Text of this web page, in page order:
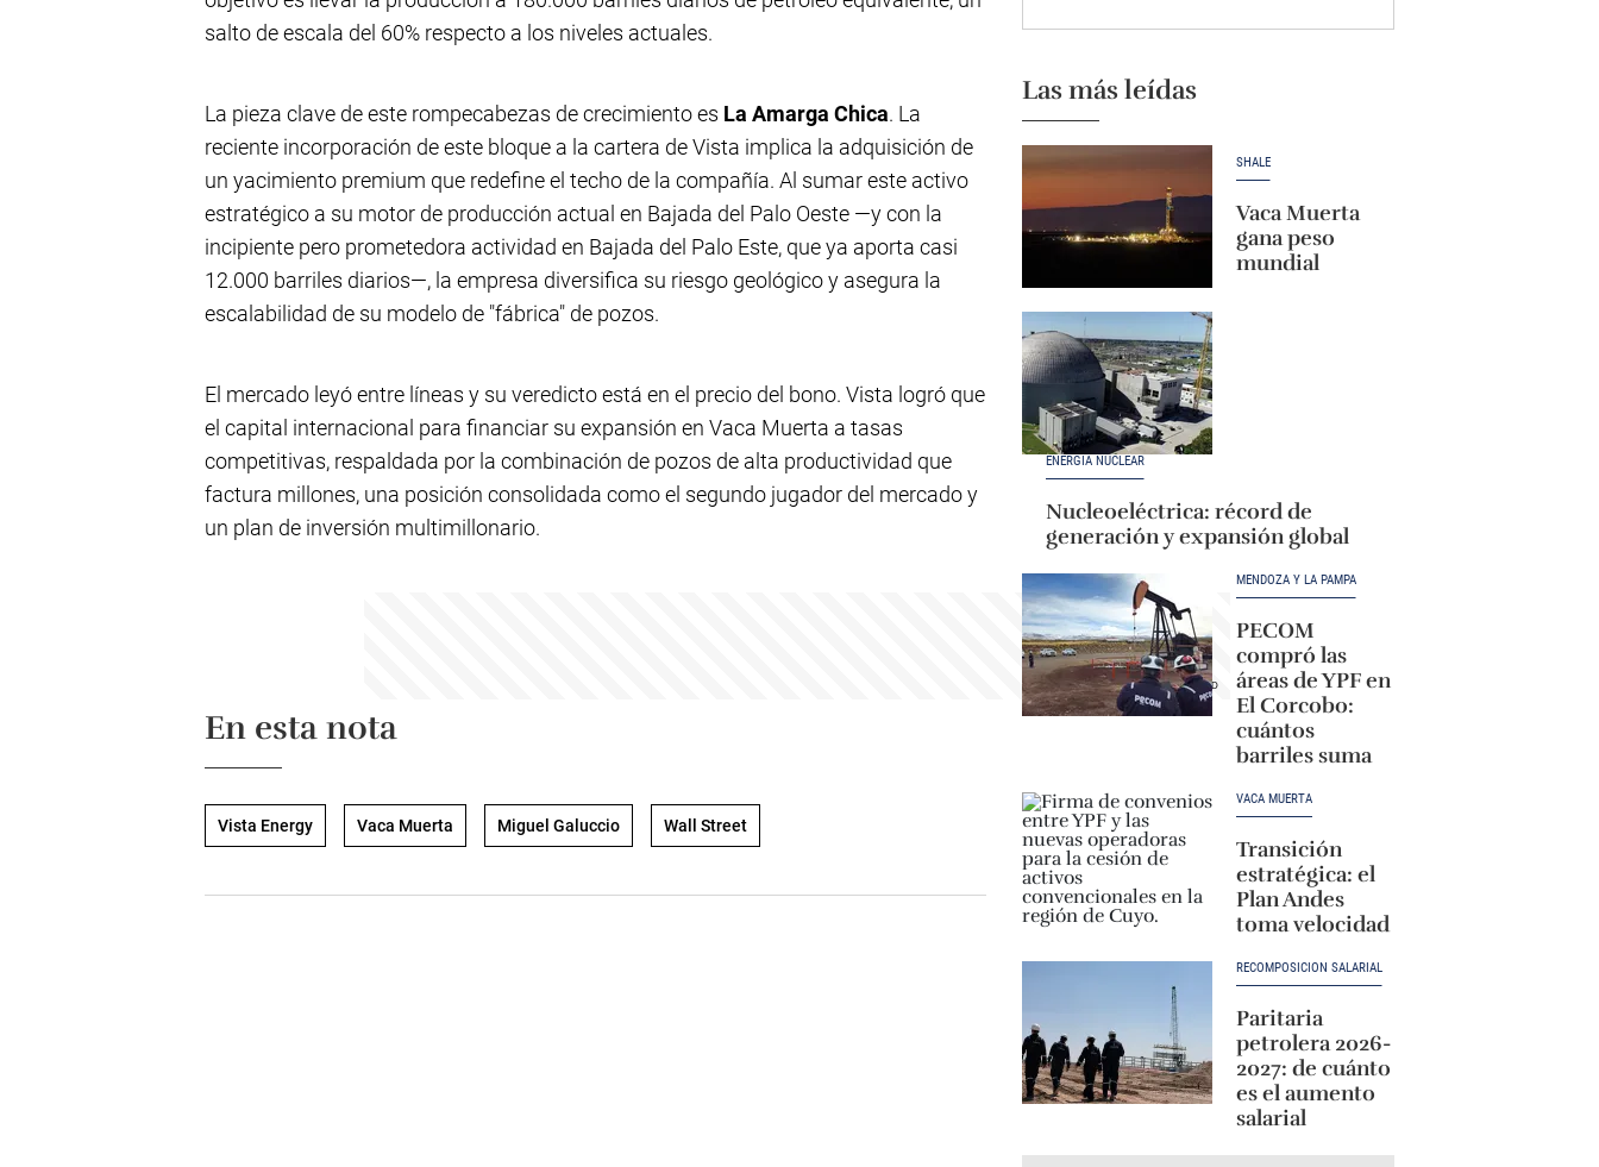
salto de escala del 60% respecto a los niveles actuales.
La pieza clave de este rompecabezas de crecimiento es La Amarga Chica. La
reciente incorporación de este bloque a la cartera de Vista implica la adquisición de
un yacimiento premium que redefine el techo de la compañía. Al sumar este activo
estratégico a su motor de producción actual en Bajada del Palo Oeste —y con la
incipiente pero prometedora actividad en Bajada del Palo Este, que ya aporta casi
12.000 barriles diarios—, la empresa diversifica su riesgo geológico y asegura la
escalabilidad de su modelo de "fábrica" de pozos.
El mercado leyó entre líneas y su veredicto está en el precio del bono. Vista logró que
el capital internacional para financiar su expansión en Vaca Muerta a tasas
competitivas, respaldada por la combinación de pozos de alta productividad que
factura millones, una posición consolidada como el segundo jugador del mercado y
un plan de inversión multimillonario.
En esta nota
Vista Energy Vaca Muerta Miguel Galuccio Wall Street
Las más leídas
SHALE
Vaca Muerta
gana peso
mundial
ENERGÍA NUCLEAR
Nucleoeléctrica: récord de
generación y expansión global
MENDOZA Y LA PAMPA
PECOM
compró las
áreas de YPF en
El Corcobo:
cuántos
barriles suma
VACA MUERTA
Transición
estratégica: el
Plan Andes
toma velocidad
RECOMPOSICIÓN SALARIAL
Paritaria
petrolera 2026-
2027: de cuánto
es el aumento
salarial